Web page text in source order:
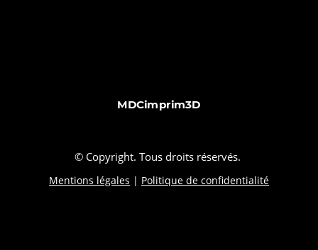
MDCimprim3D
© Copyright. Tous droits réservés.
Mentions légales | Politique de confidentialité